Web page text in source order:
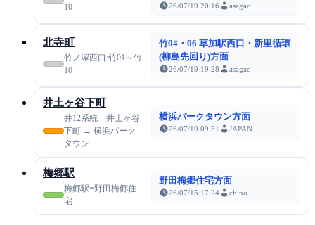
10
26/07/19 20:16 asagao
北寺町
竹ノ塚西口:竹01～竹
10
竹04・06 草加駅西口・新里循環
(柳島先回り)方面
26/07/19 19:28 asagao
井土ヶ谷下町
井12系統 井土ヶ谷
下町 → 横浜パーク
タウン
横浜パークタウン方面
26/07/19 09:51 JAPAN
梅郷駅
梅郷駅=野田梅郷住
宅
野田梅郷住宅方面
26/07/15 17:24 chino